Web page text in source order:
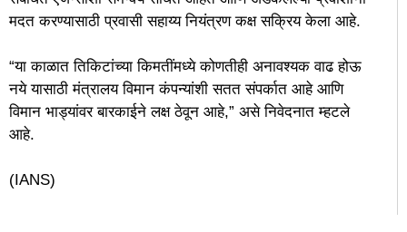
मदत करण्यासाठी प्रवासी सहाय्य नियंत्रण कक्ष सक्रिय केला आहे.
“या काळात तिकिटांच्या किमतींमध्ये कोणतीही अनावश्यक वाढ होऊ
नये यासाठी मंत्रालय विमान कंपन्यांशी सतत संपर्कात आहे आणि
विमान भाड्यांवर बारकाईने लक्ष ठेवून आहे,” असे निवेदनात म्हटले
आहे.
(IANS)